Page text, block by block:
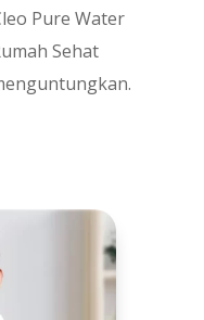
Pure Water
Sehat